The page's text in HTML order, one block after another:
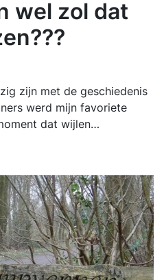
wel zol dat
zijn met de geschiedenis
werd mijn favoriete
dat wijlen…